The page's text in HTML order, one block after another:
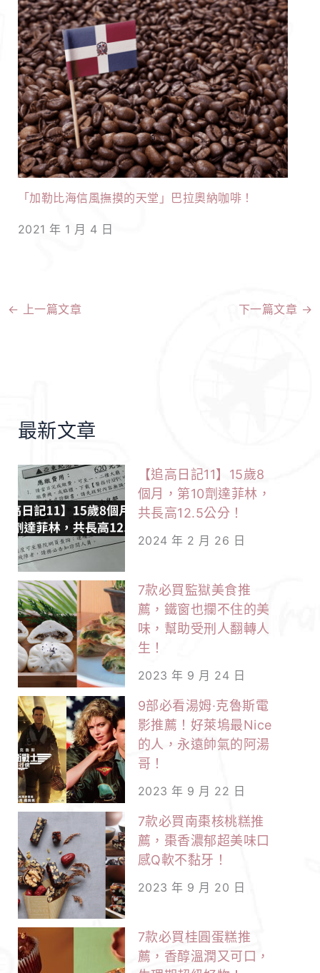
「加勒比海信風撫摸的天堂」巴拉奧納咖啡！
2021 年 1 月 4 日
← 上一篇文章 下一篇文章 →
最新文章
【追高日記11】15歲8
個月，第10劑達菲林，
共長高12.5公分！
2024 年 2 月 26 日
7款必買監獄美食推
薦，鐵窗也攔不住的美
味，幫助受刑人翻轉人
生！
2023 年 9 月 24 日
9部必看湯姆·克魯斯電
影推薦！好萊塢最Nice
的人，永遠帥氣的阿湯
哥！
2023 年 9 月 22 日
7款必買南棗核桃糕推
薦，棗香濃郁超美味口
感Q軟不黏牙！
2023 年 9 月 20 日
7款必買桂圓蛋糕推
薦，香醇溫潤又可口，